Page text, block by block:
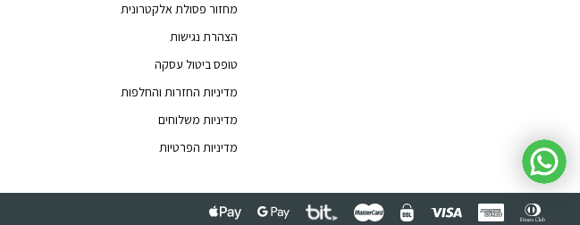
מחזור פסולת אלקטרונית
הצהרת נגישות
טופס ביטול עסקה
מדיניות החזרות והחלפות
מדיניות משלוחים
מדיניות הפרטיות